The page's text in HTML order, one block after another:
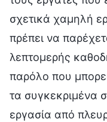
σχετικά χαμηλή
πρέπει να
λεπτομερής
παρόλο που
τα συγκεκριμένα
εργασία από